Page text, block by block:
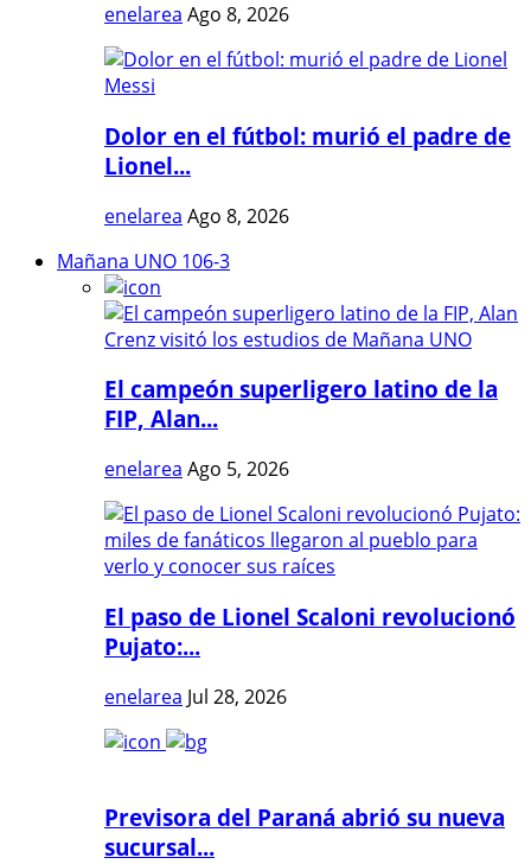
enelarea Ago 8, 2026
Dolor en el fútbol: murió el padre de
Lionel...
enelarea Ago 8, 2026
Mañana UNO 106-3
El campeón superligero latino de la
FIP, Alan...
enelarea Ago 5, 2026
El paso de Lionel Scaloni revolucionó
Pujato:...
enelarea Jul 28, 2026
Previsora del Paraná abrió su nueva
sucursal...